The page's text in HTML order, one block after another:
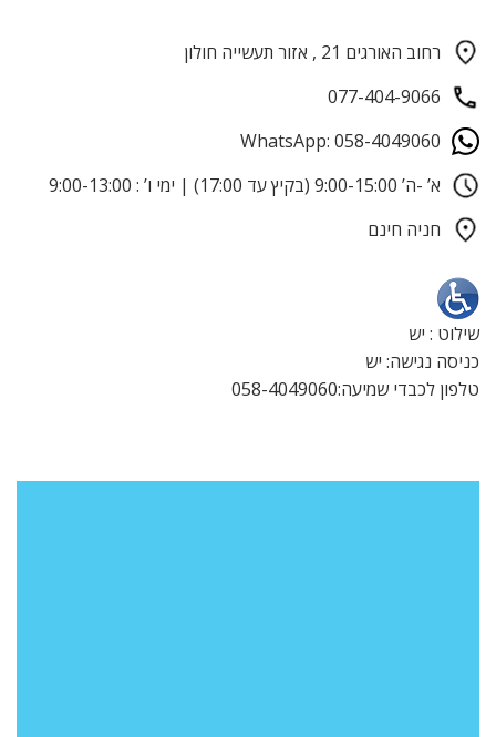
רחוב האורגים 21 , אזור תעשייה חולון
077-404-9066
WhatsApp: 058-4049060
א’ -ה’ 9:00-15:00 (בקיץ עד 17:00) | ימי ו’ : 9:00-13:00
חניה חינם
שילוט : יש
כניסה נגישה: יש
טלפון לכבדי שמיעה:058-4049060